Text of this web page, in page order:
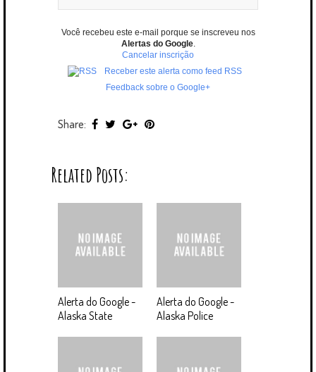
Você recebeu este e-mail porque se inscreveu nos
Alertas do Google.
Cancelar inscrição
Receber este alerta como feed RSS
Feedback sobre o Google+
Share:
Related Posts:
Alerta do Google -
Alaska State
Alerta do Google -
Alaska Police